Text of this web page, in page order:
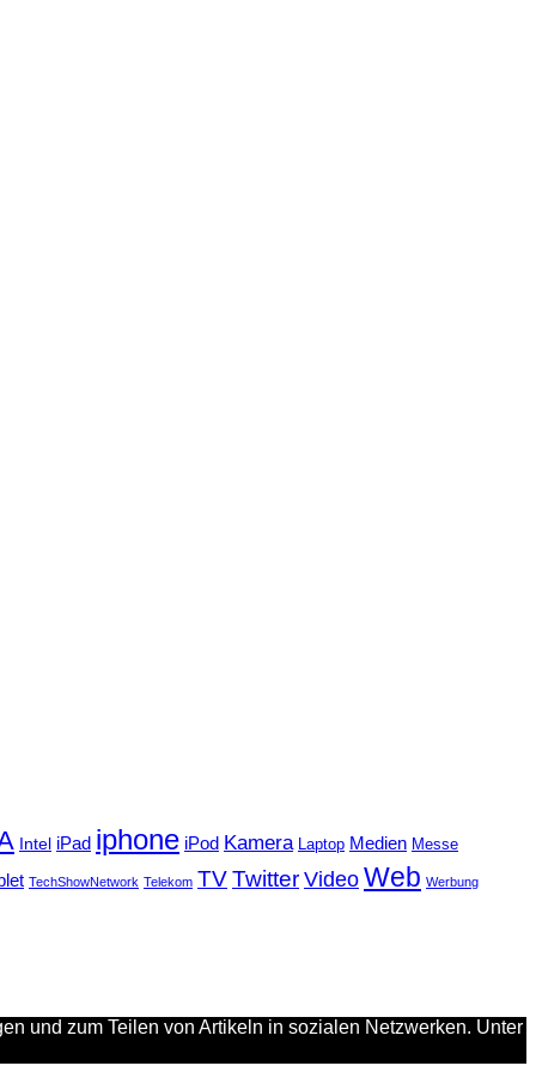
Intel iPad iphone iPod Kamera Laptop Medien Messe
TechShowNetwork Telekom TVTwitter Video Web Werbung
und zum Teilen von Artikeln in sozialen Netzwerken. Unter